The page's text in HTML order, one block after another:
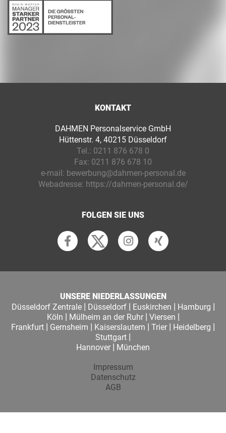
KONTAKT
DAHMEN Personalservice GmbH
Hüttenstr. 4, 40215 Düsseldorf
Tel.: 0211 876 678 0
Fax: 0211 876 678 10
e-mail: bewerbung@dahmen-personal.de
Webadresse: https://dahmen-personal.de/
FOLGEN SIE UNS
UNSERE NIEDERLASSUNGEN
Düsseldorf Zentrale| Düsseldorf| Euskirchen | Hamburg |
Köln | Mülheim an der Ruhr| Viersen |
Frankfurt | Gernsheim | Kaiserslautern | Trier | Heidelberg |
Stuttgart |
Hannover | München
Impressum
Datenschutz
AGB